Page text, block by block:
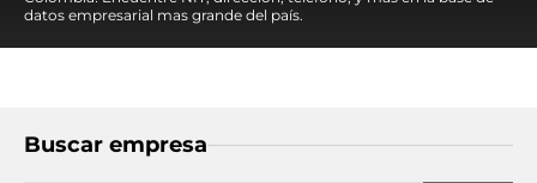
datos empresarial mas grande del país.
Buscar empresa